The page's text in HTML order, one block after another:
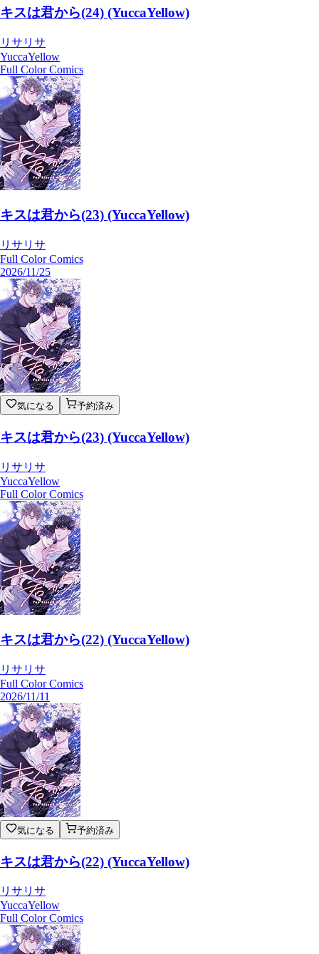
キスは君から(24) (YuccaYellow)
リサリサ
YuccaYellow
Full Color Comics
キスは君から(23) (YuccaYellow)
リサリサ
Full Color Comics
2026/11/25
気になる 予約済み
キスは君から(23) (YuccaYellow)
リサリサ
YuccaYellow
Full Color Comics
キスは君から(22) (YuccaYellow)
リサリサ
Full Color Comics
2026/11/11
気になる 予約済み
キスは君から(22) (YuccaYellow)
リサリサ
YuccaYellow
Full Color Comics